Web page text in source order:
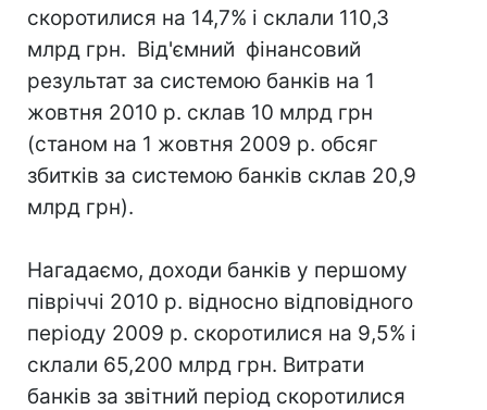
скоротилися на 14,7% і склали 110,3
млрд грн. Від'ємний фінансовий
результат за системою банків на 1
жовтня 2010 р. склав 10 млрд грн
(станом на 1 жовтня 2009 р. обсяг
збитків за системою банків склав 20,9
млрд грн).
Нагадаємо, доходи банків у першому
півріччі 2010 р. відносно відповідного
періоду 2009 р. скоротилися на 9,5% і
склали 65,200 млрд грн. Витрати
банків за звітний період скоротилися